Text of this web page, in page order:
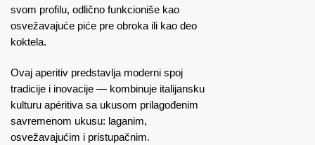
svom profilu, odlično funkcioniše kao
osvežavajuće piće pre obroka ili kao deo
koktela.
Ovaj aperitiv predstavlja moderni spoj
tradicije i inovacije — kombinuje italijansku
kulturu apéritiva sa ukusom prilagođenim
savremenom ukusu: laganim,
osvežavajućim i pristupačnim.